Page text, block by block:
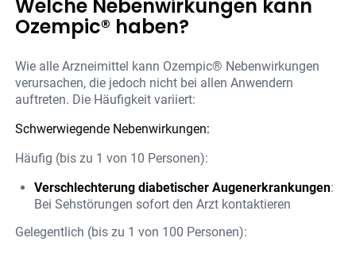
Welche Nebenwirkungen kann
Ozempic® haben?
Wie alle Arzneimittel kann Ozempic® Nebenwirkungen
verursachen, die jedoch nicht bei allen Anwendern
auftreten. Die Häufigkeit variiert:
Schwerwiegende Nebenwirkungen:
Häufig (bis zu 1 von 10 Personen):
Verschlechterung diabetischer Augenerkrankungen:
Bei Sehstörungen sofort den Arzt kontaktieren
Gelegentlich (bis zu 1 von 100 Personen):